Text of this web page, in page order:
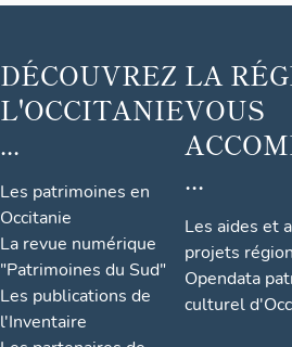
DÉCOUVREZ
L'OCCITANIE
...
Les patrimoines en
Occitanie
La revue numérique
"Patrimoines du Sud"
Les publications de
l'Inventaire
LA
VOUS
...
Les aides et
projets
Opendata
culturel